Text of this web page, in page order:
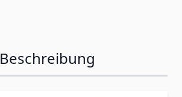
Beschreibung